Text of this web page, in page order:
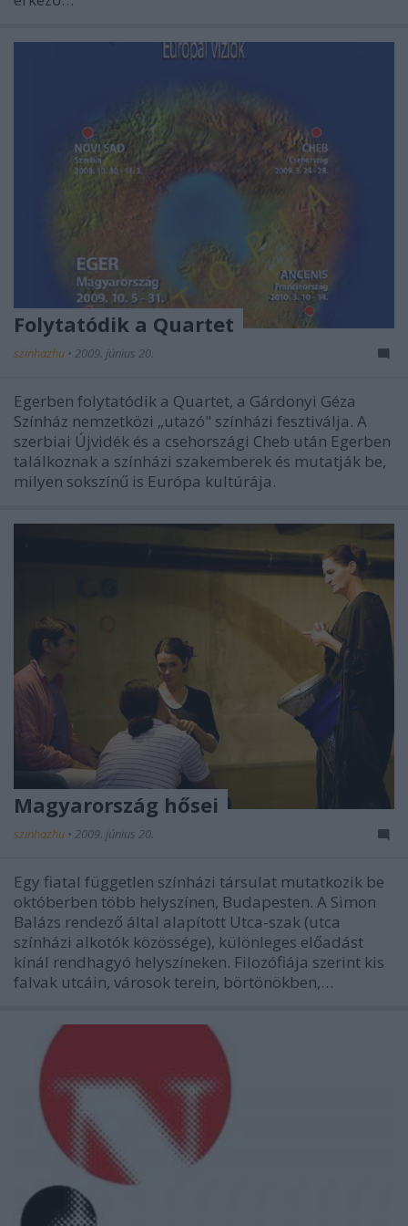
Folytatódik a Quartet
szinhazhu • 2009. június 20.
Egerben folytatódik a Quartet, a Gárdonyi Géza
Színház nemzetközi „utazó" színházi fesztiválja. A
szerbiai Újvidék és a csehországi Cheb után Egerben
találkoznak a színházi szakemberek és mutatják be,
milyen sokszínű is Európa kultúrája.
Magyarország hősei
szinhazhu • 2009. június 20.
Egy fiatal független színházi társulat mutatkozik be
októberben több helyszínen, Budapesten. A Simon
Balázs rendező által alapított Utca-szak (utca
színházi alkotók közössége), különleges előadást
kínál rendhagyó helyszíneken. Filozófiája szerint kis
falvak utcáin, városok terein, börtönökben,…